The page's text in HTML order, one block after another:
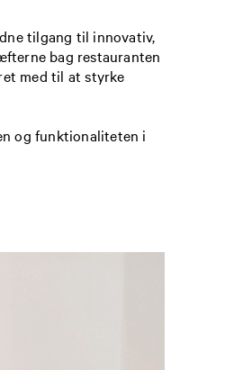
tilgang til innovativ,
bag restauranten
med til at styrke
og funktionaliteten i